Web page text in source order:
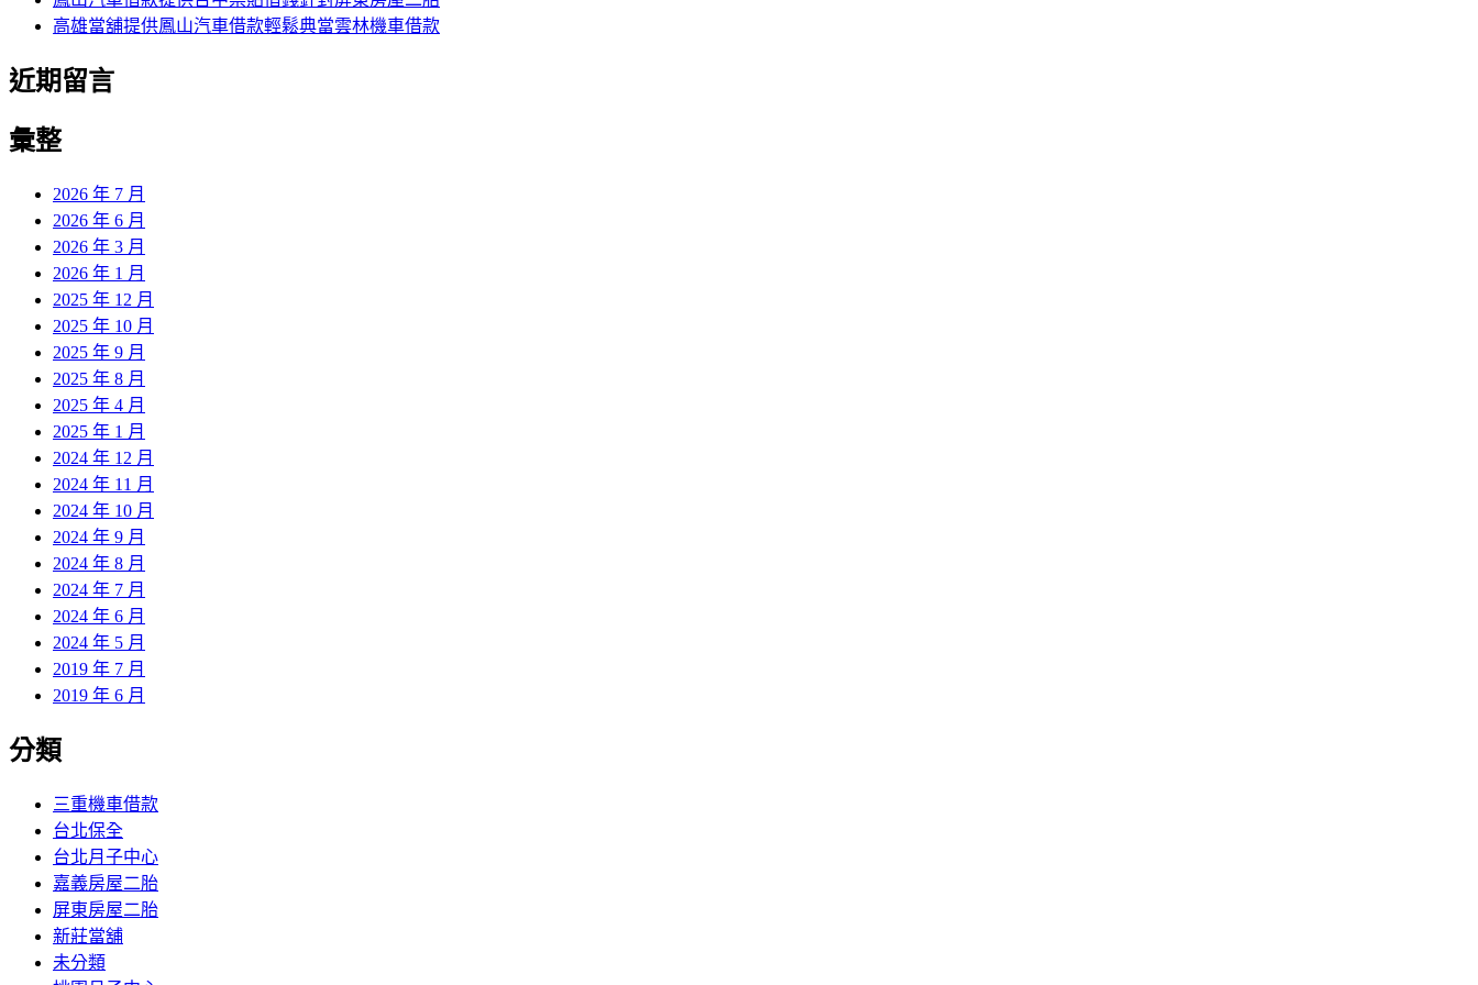
高雄當舖提供鳳山汽車借款輕鬆典當雲林機車借款
近期留言
彙整
2026 年 7 月
2026 年 6 月
2026 年 3 月
2026 年 1 月
2025 年 12 月
2025 年 10 月
2025 年 9 月
2025 年 8 月
2025 年 4 月
2025 年 1 月
2024 年 12 月
2024 年 11 月
2024 年 10 月
2024 年 9 月
2024 年 8 月
2024 年 7 月
2024 年 6 月
2024 年 5 月
2019 年 7 月
2019 年 6 月
分類
三重機車借款
台北保全
台北月子中心
嘉義房屋二胎
屏東房屋二胎
新莊當舖
未分類